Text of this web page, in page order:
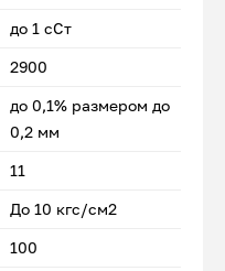
до 1 сСт
2900
до 0,1% размером до
0,2 мм
11
До 10 кгс/см2
100